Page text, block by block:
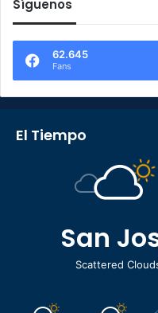
Síguenos
62.645
Fans
El Tiempo
San
Scattered